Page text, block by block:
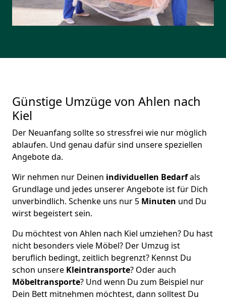
Günstige Umzüge von Ahlen nach
Kiel
Der Neuanfang sollte so stressfrei wie nur möglich
ablaufen. Und genau dafür sind unsere speziellen
Angebote da.
Wir nehmen nur Deinen individuellen Bedarfals
Grundlage und jedes unserer Angebote ist für Dich
unverbindlich. Schenke uns nur 5 Minuten und Du
wirst begeistert sein.
Du möchtest von Ahlen nach Kiel umziehen? Du hast
nicht besonders viele Möbel? Der Umzug ist
beruflich bedingt, zeitlich begrenzt? Kennst Du
schon unsere Kleintransporte? Oder auch
Möbeltransporte? Und wenn Du zum Beispiel nur
Dein Bett mitnehmen möchtest, dann solltest Du